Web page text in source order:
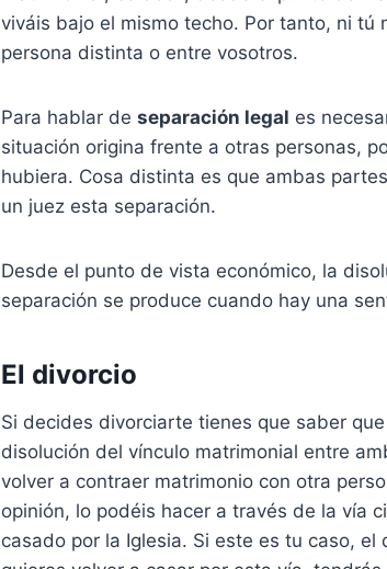
viváis bajo el mismo techo. Por tanto, ni tú
persona distinta o entre vosotros.
Para hablar de separación legal es
situación origina frente a otras personas,
hubiera. Cosa distinta es que ambas
un juez esta separación.
Desde el punto de vista económico, la
separación se produce cuando hay una
El divorcio
Si decides divorciarte tienes que saber
disolución del vínculo matrimonial entre
volver a contraer matrimonio con otra
opinión, lo podéis hacer a través de la vía
casado por la Iglesia. Si este es tu caso,